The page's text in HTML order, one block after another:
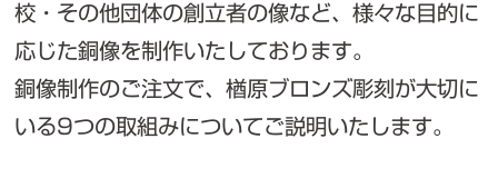
校・その他団体の創立者の像など、様々な目的に
応じた銅像を制作いたしております。
銅像制作のご注文で、楢原ブロンズ彫刻が大切に
いる9つの取組みについてご説明いたします。